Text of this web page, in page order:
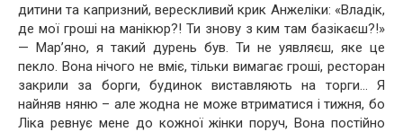
дитини та капризний, верескливий крик Анжеліки: «Владік,
де мої гроші на манікюр?! Ти знову з ким там базікаєш?!»
— Мар’яно, я такий дурень був. Ти не уявляєш, яке це
пекло. Вона нічого не вміє, тільки вимагає гроші, ресторан
закрили за борги, будинок виставляють на торги… Я
найняв няню – але жодна не може втриматися і тижня, бо
Ліка ревнує мене до кожної жінки поруч, Вона постійно